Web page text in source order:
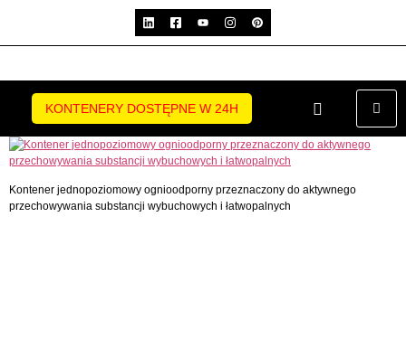
KONTENERY DOSTĘPNE W 24H
Kontener jednopoziomowy ognioodporny przeznaczony do aktywnego
przechowywania substancji wybuchowych i łatwopalnych